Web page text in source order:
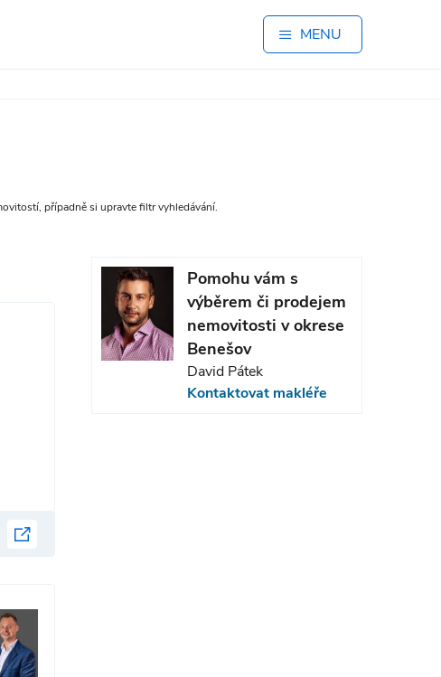
MENU
případně si upravte filtr vyhledávání.
Pomohu vám s
výběrem či prodejem
nemovitosti v okrese
Benešov
David Pátek
Kontaktovat makléře